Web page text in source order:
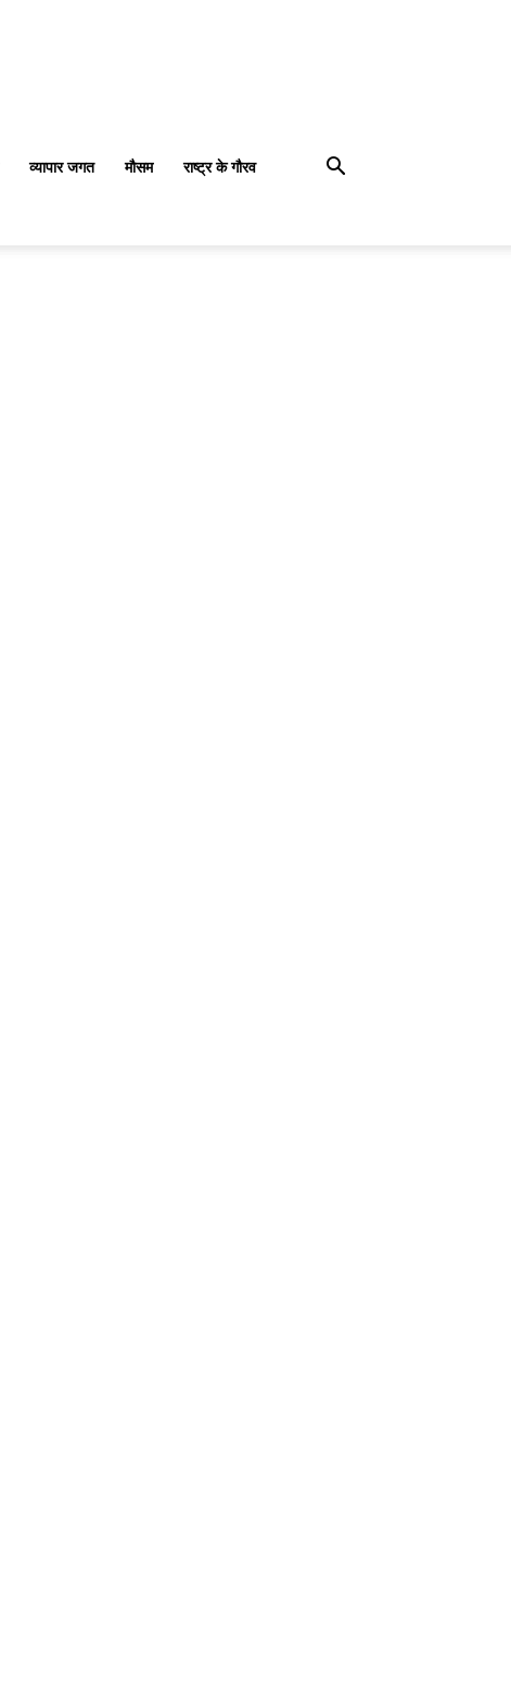
व्यापार जगत मौसम राष्ट्र के गौरव